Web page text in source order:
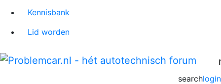
Kennisbank
Lid worden
login
search